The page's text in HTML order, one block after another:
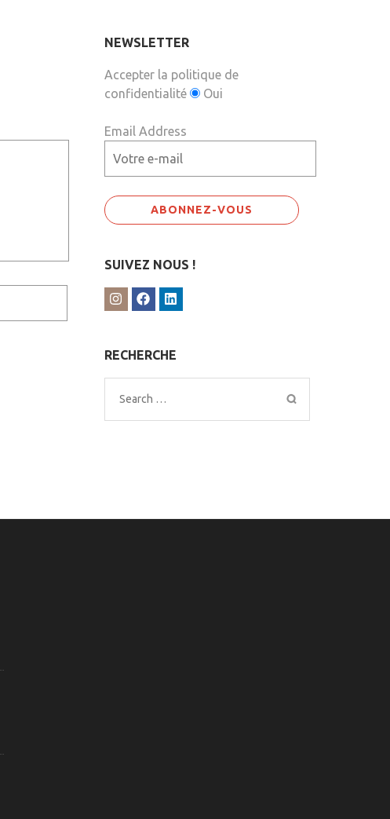
NEWSLETTER
Accepter la politique de
confidentialité
Oui
Email Address
SUIVEZ NOUS !
RECHERCHE
Search
for: